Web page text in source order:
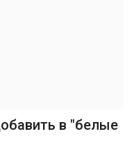
в "белые